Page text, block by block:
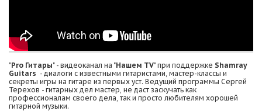
"Pro Гитары" - видеоканал на "Нашем TV" при поддержке Shamray
Guitars - диалоги с известными гитаристами, мастер-классы и
секреты игры на гитаре из первых уст. Ведущий программы Сергей
Терехов - гитарных дел мастер, не даст заскучать как
профессионалам своего дела, так и просто любителям хорошей
гитарной музыки.